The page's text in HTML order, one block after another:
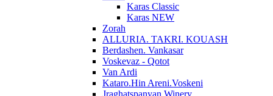
Karas Classic
Karas NEW
Zorah
ALLURIA. TAKRI. KOUASH
Berdashen. Vankasar
Voskevaz - Qotot
Van Ardi
Kataro.Hin Areni.Voskeni
Jraghatspanyan Winery